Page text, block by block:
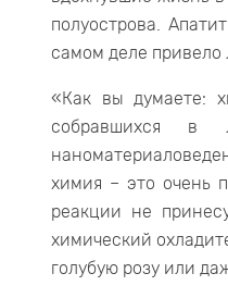
полуострова.
самом деле привело
«Как вы думаете:
собравшихся в
химия – это очень
реакции не
химический
голубую розу или